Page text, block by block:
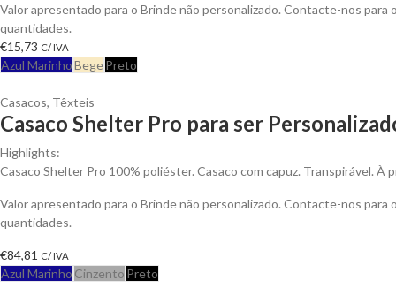
Valor apresentado para o Brinde não personalizado. Contacte-nos
quantidades.
€15,73 C/ IVA
Azul MarinhoBegePreto
Casacos, Têxteis
Casaco Shelter Pro para ser
Highlights:
Casaco Shelter Pro 100% poliéster. Casaco com capuz. Transpirável.
Valor apresentado para o Brinde não personalizado. Contacte-nos
quantidades.
€84,81 C/ IVA
Azul Marinho Cinzento Preto